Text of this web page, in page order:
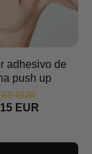
adhesivo de
push up
EUR
EUR